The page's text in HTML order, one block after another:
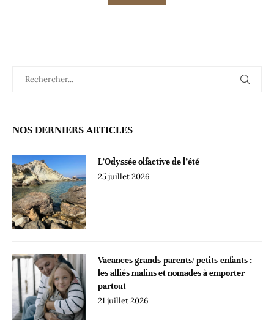
NOS DERNIERS ARTICLES
L’Odyssée olfactive de l’été
25 juillet 2026
Vacances grands-parents/ petits-enfants :
les alliés malins et nomades à emporter
partout
21 juillet 2026